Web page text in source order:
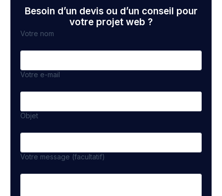
Besoin d’un devis ou d’un conseil pour
votre projet web ?
Votre nom
Votre e-mail
Objet
Votre message (facultatif)